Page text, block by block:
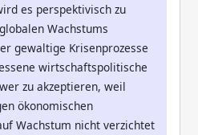
es perspektivisch zu
Wachstums
gewaltige Krisenprozesse
wirtschaftspolitische
zu akzeptieren, weil
ökonomischen
Wachstum nicht verzichtet